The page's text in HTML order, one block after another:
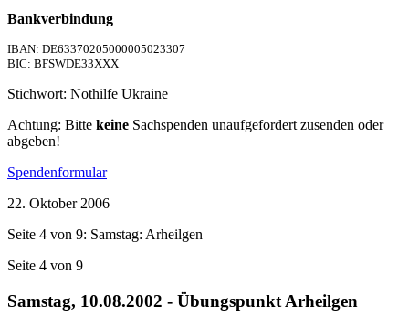
Bankverbindung
IBAN: DE63370205000005023307
BIC: BFSWDE33XXX
Stichwort: Nothilfe Ukraine
Achtung: Bitte keine Sachspenden unaufgefordert zusenden oder
abgeben!
Spendenformular
22. Oktober 2006
Seite 4 von 9: Samstag: Arheilgen
Seite 4 von 9
Samstag, 10.08.2002 - Übungspunkt Arheilgen